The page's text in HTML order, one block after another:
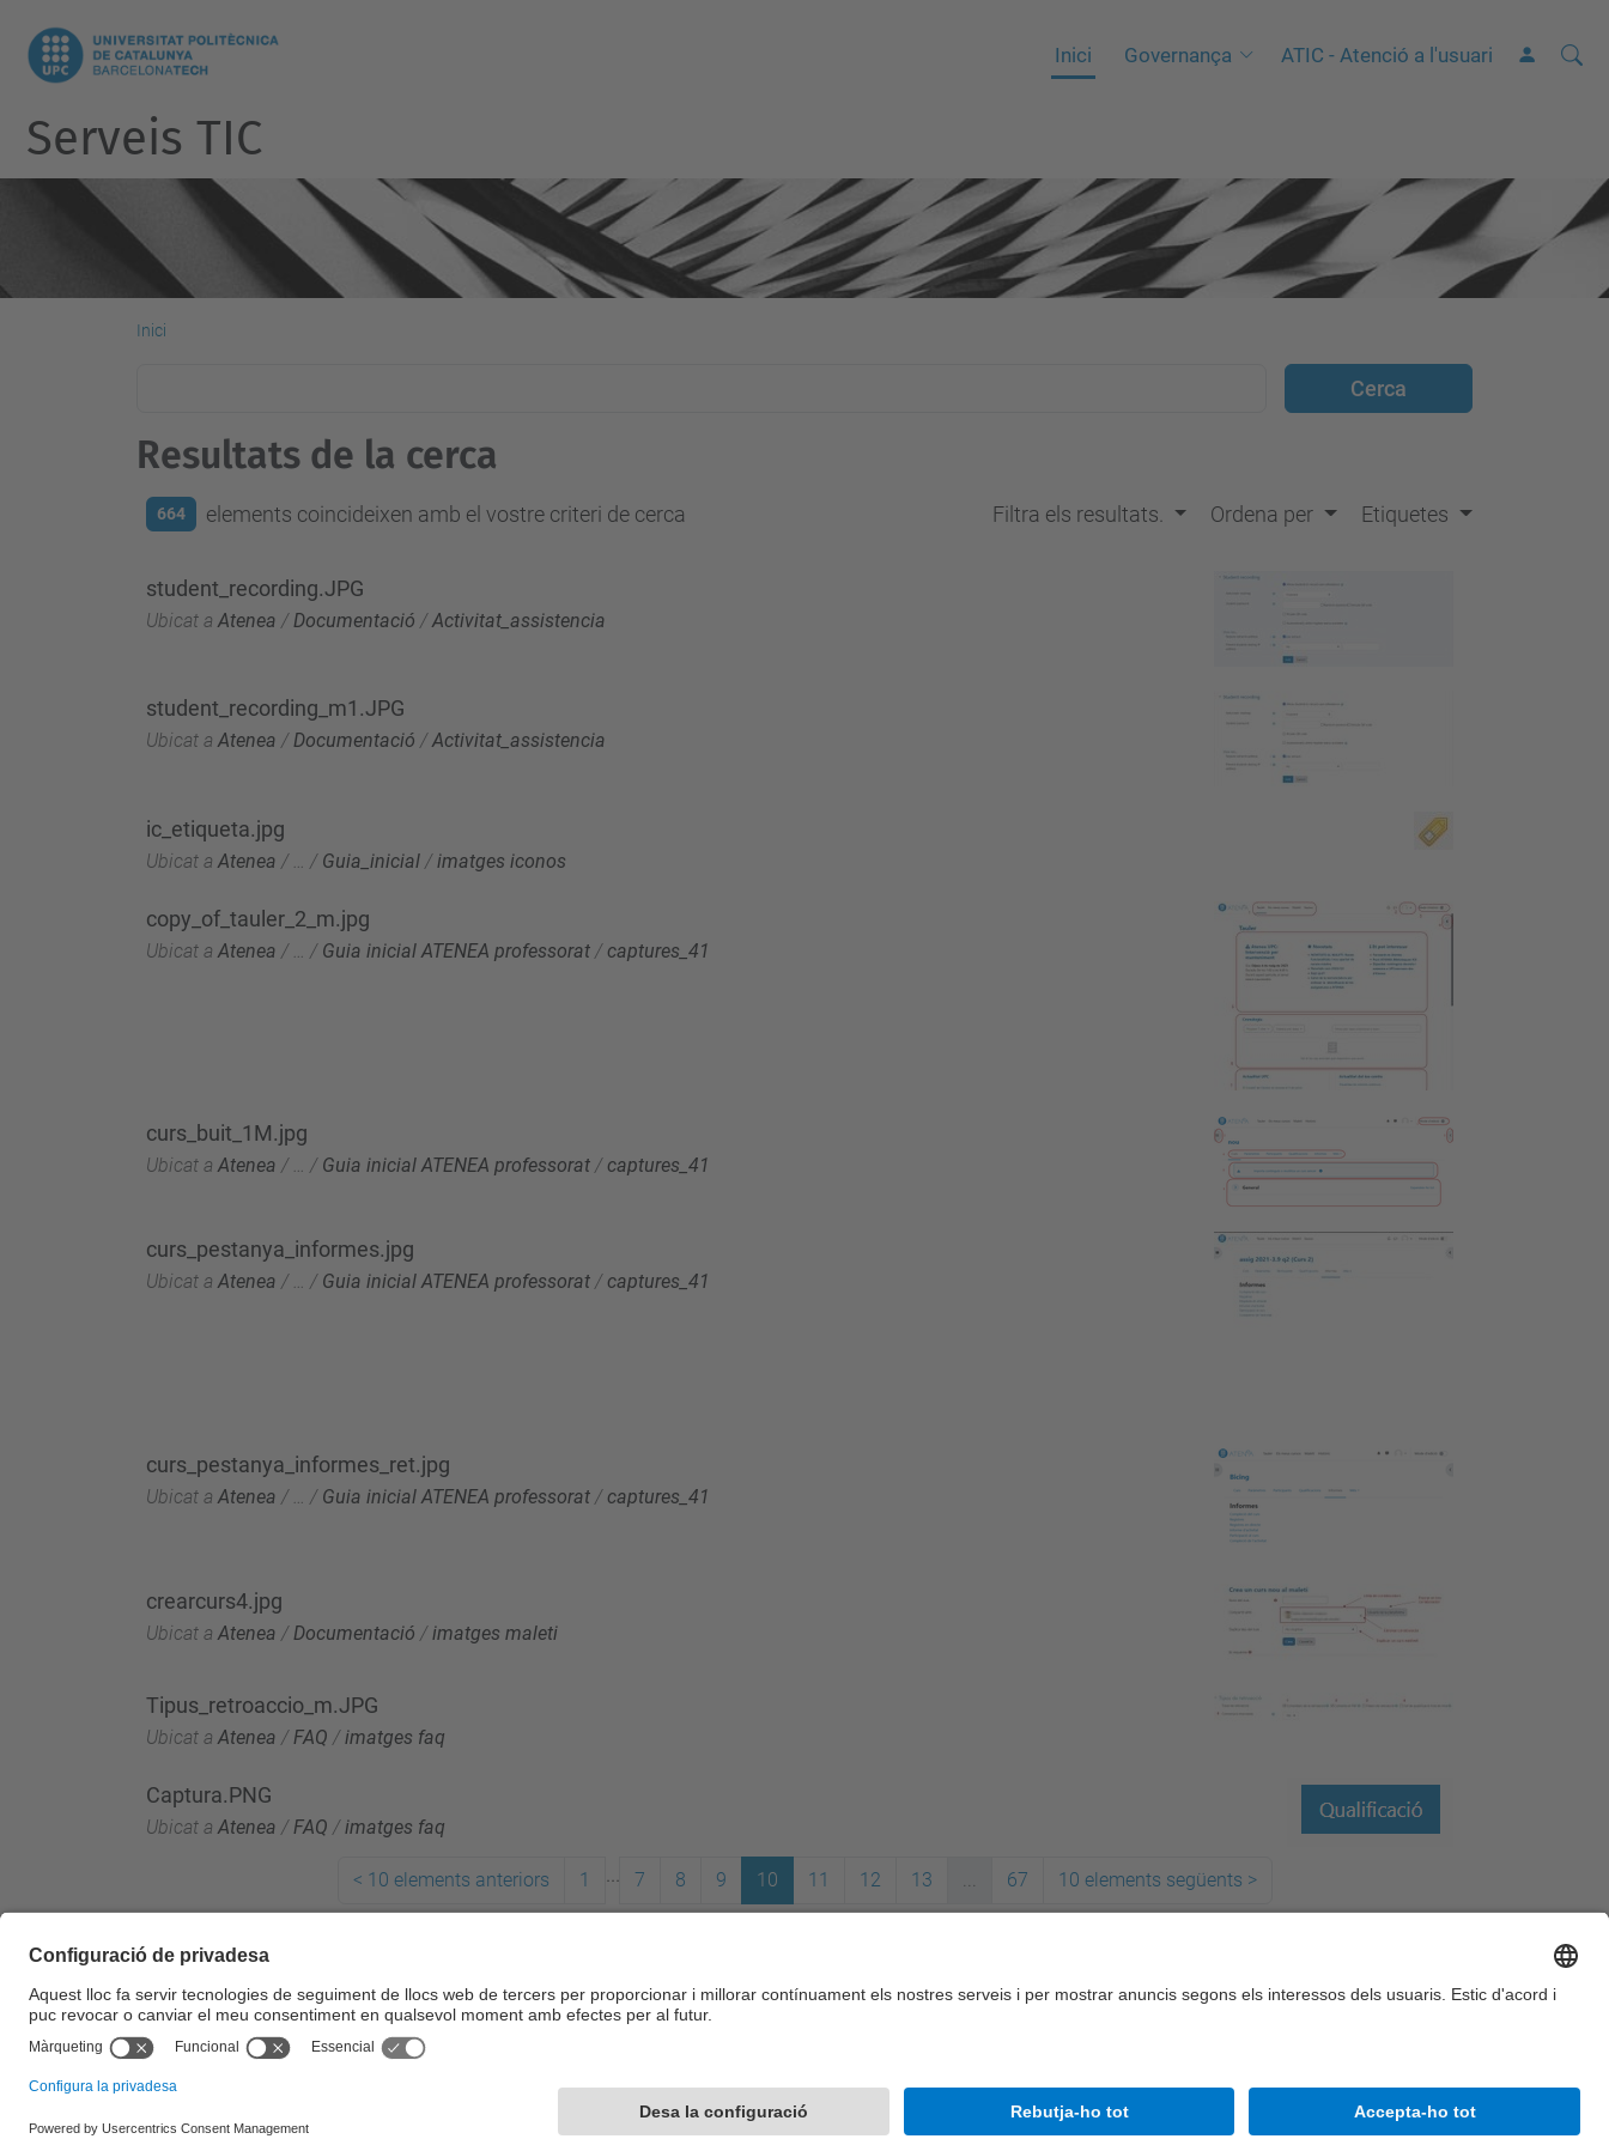
Inici Governança ATIC - Atenció a l'usuari Cerca
C
a
Serveis TIC
Inici
Resultats de la cerca
664 elements coincideixen amb el vostre criteri de cerca Filtra els resultats. Ordena per Etiquetes
student_recording.JPG
Ubicat a Atenea / Documentació /Activitat_assistencia
student_recording_m1.JPG
Ubicat a Atenea /Documentació /Activitat_assistencia
ic_etiqueta.jpg
Ubicat a Atenea / / Guia_inicial /imatges iconos
copy_of_tauler_2_m.jpg
Ubicat a Atenea / … / Guia inicial ATENEA professorat / captures_41
curs_buit_1M.jpg
Ubicat a Atenea / / Guia inicial ATENEA professorat / captures_41
curs_pestanya_informes.jpg
Ubicat a Atenea / … / Guia inicial ATENEA professorat / captures_41
curs_pestanya_informes_ret.jpg
Ubicat a Atenea / / Guia inicial ATENEA professorat / captures_41
crearcurs4.jpg
Ubicat a Atenea /Documentació /imatges maleti
Tipus_retroaccio_m.JPG
Ubicat a Atenea / FAQ /imatges faq
Captura.PNG
Ubicat a Atenea /FAQ /imatges faq
< 10 elements anteriors 1 7 8 9 10 11 12 13 ... 67 10 elements següents >